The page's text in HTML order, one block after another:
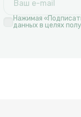
Нажимая
данных в целях